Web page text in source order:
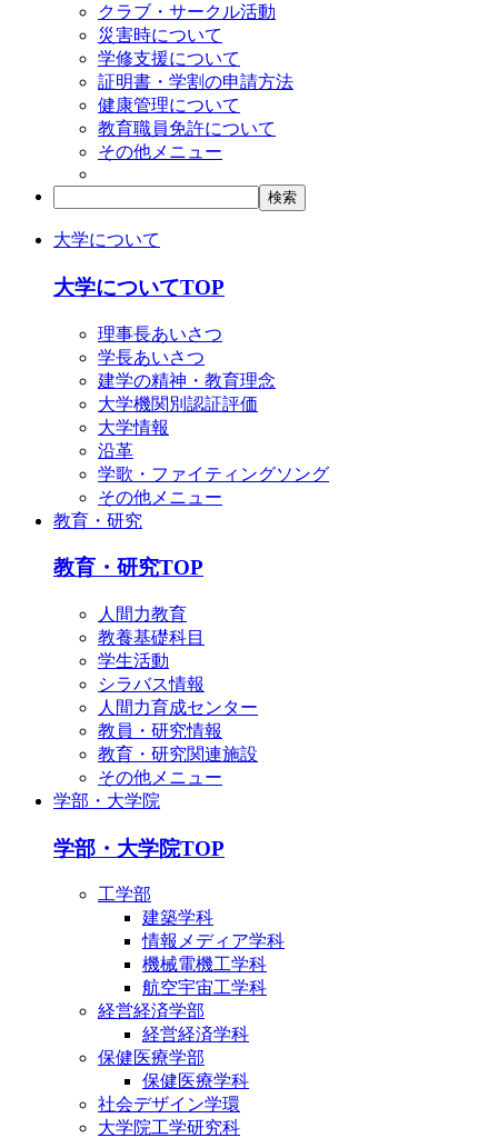
クラブ・サークル活動
災害時について
学修支援について
証明書・学割の申請方法
健康管理について
教育職員免許について
その他メニュー
大学について
大学についてTOP
理事長あいさつ
学長あいさつ
建学の精神・教育理念
大学機関別認証評価
大学情報
沿革
学歌・ファイティングソング
その他メニュー
教育・研究
教育・研究TOP
人間力教育
教養基礎科目
学生活動
シラバス情報
人間力育成センター
教員・研究情報
教育・研究関連施設
その他メニュー
学部・大学院
学部・大学院TOP
工学部
建築学科
情報メディア学科
機械電機工学科
航空宇宙工学科
経営経済学部
経営経済学科
保健医療学部
保健医療学科
社会デザイン学環
大学院工学研究科